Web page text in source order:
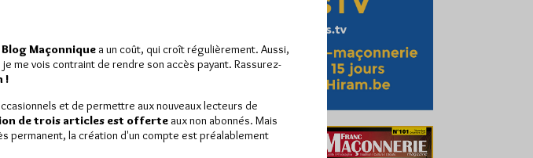
Blog Maçonnique a un coût, qui croît régulièrement. Aussi,
me vois contraint de rendre son accès payant. Rassurez-
!
et de permettre aux nouveaux lecteurs de
de trois articles est offerte aux non abonnés. Mais
permanent, la création d'un compte est préalablement